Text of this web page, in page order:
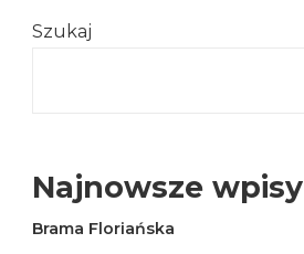
Szukaj
Najnowsze wpisy
Brama Floriańska